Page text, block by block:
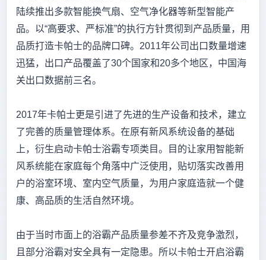
陆续推出多款智能换气扇、空气净化器等新型智能产
品。以“高要求、严标准”的执行方针贯彻到产品质量，用
品质打造卡帕士的品牌口碑。2011年公司出口数量增速
迅猛，出口产品覆盖了30个国家和20多个地区，中国海
关出口数据前三名。
2017年卡帕士更是引进了先进的生产设备和技术，建立
了完善的质量管理体系。在原有新风系统设备的基础
上，衍生启动卡帕士浴霸专项类目。目的让家用智能新
风系统能在家庭每个角落中广泛使用，贴切落实改善用
户的浴室环境、室内空气质量，为用户家庭造就一个健
康、高品质的生活自然环境。
由于当时市面上的浴霸产品质量参差不齐及竞争激烈，
且部分浴霸对安全具有一定隐患。所以卡帕士开启浴霸